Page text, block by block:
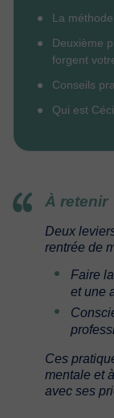
La
Deuxième
forgent
Conseils
Qui est
À retenir
Deux
rentrée de
Faire
et une
Ces
mentale et
avec ses